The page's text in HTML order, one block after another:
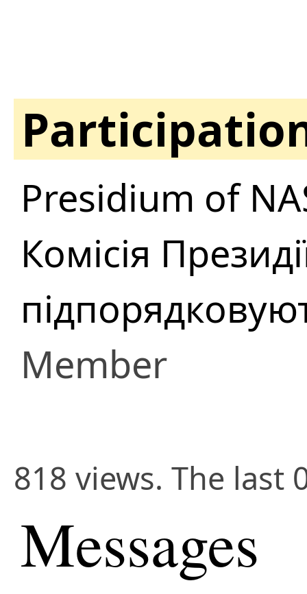
Presidium of
Комісія
Member
818 views. The last
Messages